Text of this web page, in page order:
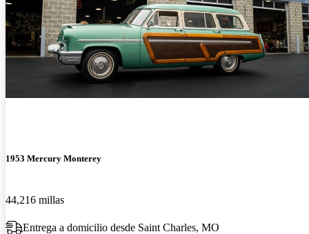
1953 Mercury Monterey
44,216 millas
Entrega a domicilio desde Saint Charles, MO